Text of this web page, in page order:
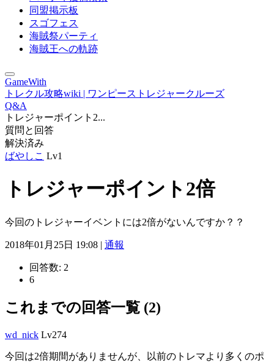
同盟掲示板
スゴフェス
海賊祭パーティ
海賊王への軌跡
GameWith
トレクル攻略wiki | ワンピーストレジャークルーズ
Q&A
トレジャーポイント2...
質問と回答
解決済み
ばやしこ Lv1
トレジャーポイント2倍
今回のトレジャーイベントには2倍がないんですか？？
2018年01月25日 19:08 | 通報
回答数: 2
6
これまでの回答一覧 (2)
wd_nick Lv274
今回は2倍期間がありませんが、以前のトレマより多くのポ